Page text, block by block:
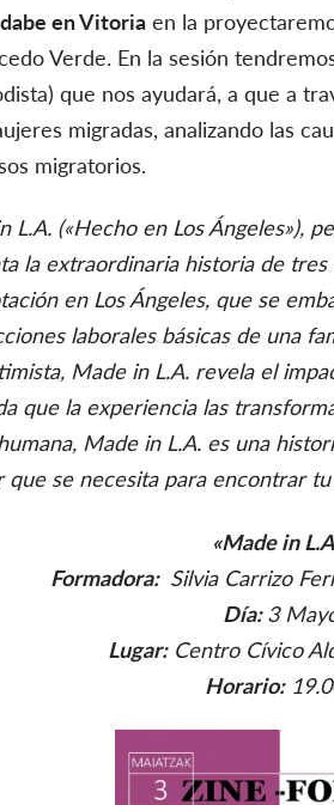
en Vitoria en la
Verde. En la sesión
que nos ayudará, a que a
migradas, analizando las
migratorios.
L.A. («Hecho en Los Ángeles»),
la extraordinaria historia de
en Los Ángeles, que se
laborales básicas de una
Made in L.A. revela el
que la experiencia las
Made in L.A. es una
que se necesita para encontrar
«Made in
Formadora: Silvia Carrizo
Día:3
Lugar:Centro Cívico
Horario: